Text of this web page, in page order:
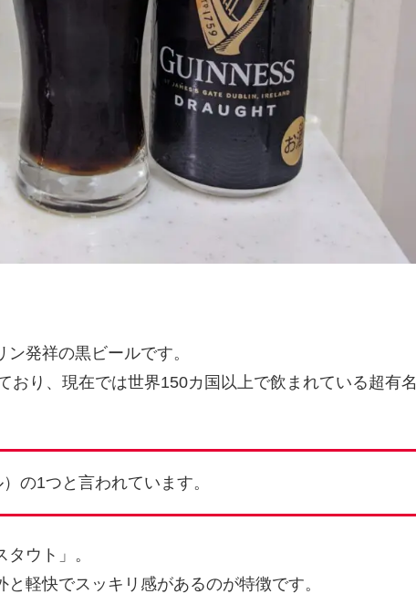
発祥の黒ビールです。
おり、現在では世界150カ国以上で飲まれている超有名
の1つと言われています。
ウト」。
軽快でスッキリ感があるのが特徴です。